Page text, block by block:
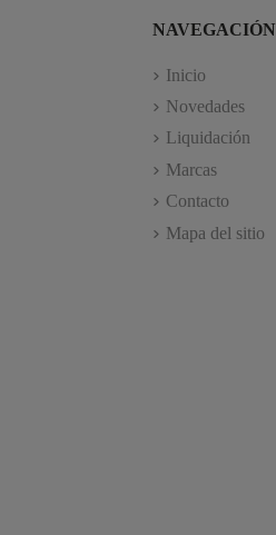
NAVEGACIÓN
Inicio
Novedades
Liquidación
Marcas
Contacto
Mapa del sitio